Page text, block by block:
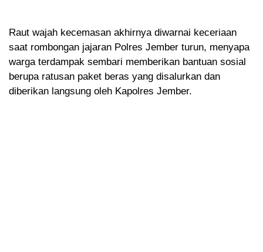
Raut wajah kecemasan akhirnya diwarnai keceriaan
saat rombongan jajaran Polres Jember turun, menyapa
warga terdampak sembari memberikan bantuan sosial
berupa ratusan paket beras yang disalurkan dan
diberikan langsung oleh Kapolres Jember.